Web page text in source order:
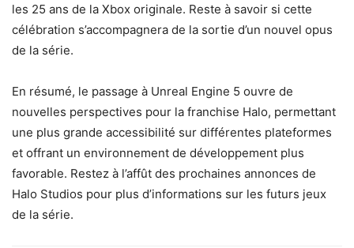
les 25 ans de la Xbox originale. Reste à savoir si cette
célébration s’accompagnera de la sortie d’un nouvel opus
de la série.
En résumé, le passage à Unreal Engine 5 ouvre de
nouvelles perspectives pour la franchise Halo, permettant
une plus grande accessibilité sur différentes plateformes
et offrant un environnement de développement plus
favorable. Restez à l’affût des prochaines annonces de
Halo Studios pour plus d’informations sur les futurs jeux
de la série.